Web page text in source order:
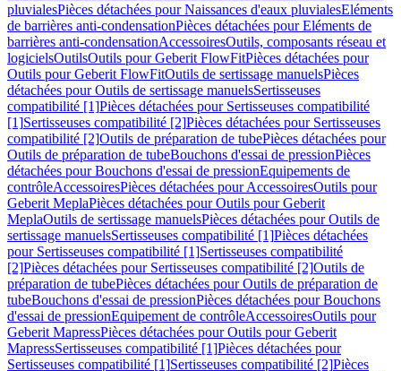
pluvialesPièces détachées pour Naissances d'eaux pluvialesEléments
de barrières anti-condensationPièces détachées pour Eléments de
barrières anti-condensationAccessoiresOutils, composants réseau et
logicielsOutilsOutils pour Geberit FlowFitPièces détachées pour
Outils pour Geberit FlowFitOutils de sertissage manuelsPièces
détachées pour Outils de sertissage manuelsSertisseuses
compatibilité [1]Pièces détachées pour Sertisseuses compatibilité
[1]Sertisseuses compatibilité [2]Pièces détachées pour Sertisseuses
compatibilité [2]Outils de préparation de tubePièces détachées pour
Outils de préparation de tubeBouchons d'essai de pressionPièces
détachées pour Bouchons d'essai de pressionEquipements de
contrôleAccessoiresPièces détachées pour AccessoiresOutils pour
Geberit MeplaPièces détachées pour Outils pour Geberit
MeplaOutils de sertissage manuelsPièces détachées pour Outils de
sertissage manuelsSertisseuses compatibilité [1]Pièces détachées
pour Sertisseuses compatibilité [1]Sertisseuses compatibilité
[2]Pièces détachées pour Sertisseuses compatibilité [2]Outils de
préparation de tubePièces détachées pour Outils de préparation de
tubeBouchons d'essai de pressionPièces détachées pour Bouchons
d'essai de pressionEquipement de contrôleAccessoiresOutils pour
Geberit MapressPièces détachées pour Outils pour Geberit
MapressSertisseuses compatibilité [1]Pièces détachées pour
Sertisseuses compatibilité [1]Sertisseuses compatibilité [2]Pièces